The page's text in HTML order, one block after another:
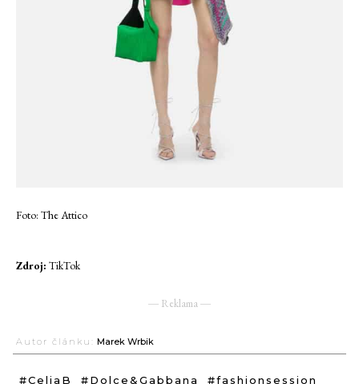
Foto: The Attico
Zdroj: TikTok
― Reklama ―
Autor článku: Marek Wrbik
#CeliaB #Dolce&Gabbana
#fashionsession